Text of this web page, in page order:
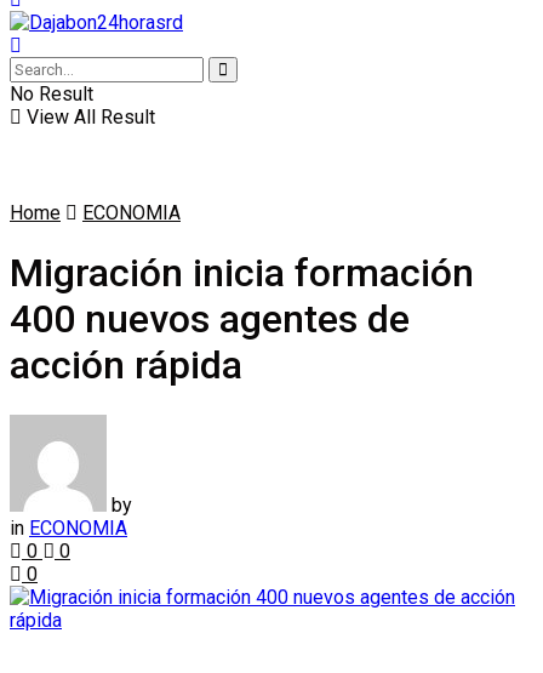
No Result
View All Result
Home ECONOMIA
Migración inicia formación
400 nuevos agentes de
acción rápida
by
in ECONOMIA
0
0
0